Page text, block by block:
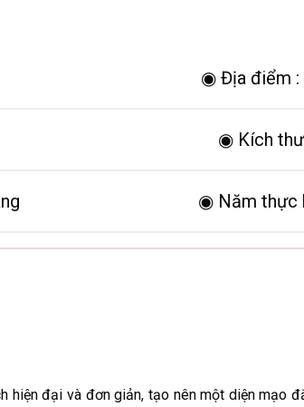
◉ Địa điểm :
◉ Kích
◉ Năm thực
hiện đại và đơn giản, tạo nên một diện mạo